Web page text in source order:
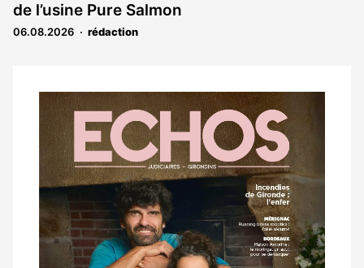
de l’usine Pure Salmon
06.08.2026 rédaction
Notre
dernier
magazine